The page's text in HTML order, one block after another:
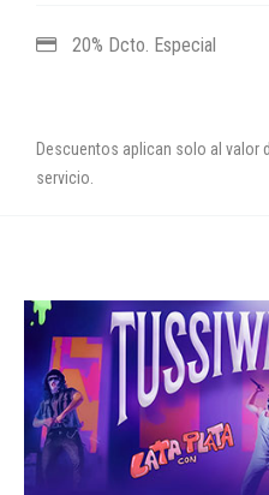
20% Dcto. Especial
Descuentos aplican solo al valor
servicio.